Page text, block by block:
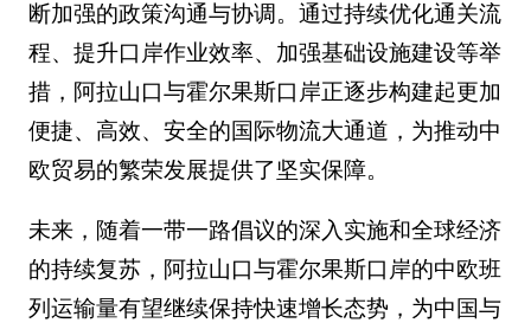
断加强的政策沟通与协调。通过持续优化通关流
程、提升口岸作业效率、加强基础设施建设等举
措，阿拉山口与霍尔果斯口岸正逐步构建起更加
便捷、高效、安全的国际物流大通道，为推动中
欧贸易的繁荣发展提供了坚实保障。
未来，随着一带一路倡议的深入实施和全球经济
的持续复苏，阿拉山口与霍尔果斯口岸的中欧班
列运输量有望继续保持快速增长态势，为中国与